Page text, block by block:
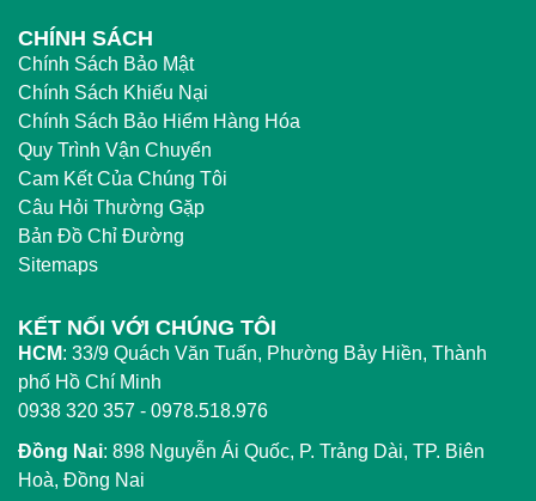
CHÍNH SÁCH
Chính Sách Bảo Mật
Chính Sách Khiếu Nại
Chính Sách Bảo Hiểm Hàng Hóa
Quy Trình Vận Chuyển
Cam Kết Của Chúng Tôi
Câu Hỏi Thường Gặp
Bản Đồ Chỉ Đường
Sitemaps
KẾT NỐI VỚI CHÚNG TÔI
HCM: 33/9 Quách Văn Tuấn, Phường Bảy Hiền, Thành
phố Hồ Chí Minh
0938 320 357 - 0978.518.976
Đồng Nai: 898 Nguyễn Ái Quốc, P. Trảng Dài, TP. Biên
Hoà, Đồng Nai